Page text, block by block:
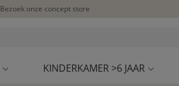
Bezoek onze concept store
KINDERKAMER >6 JAAR